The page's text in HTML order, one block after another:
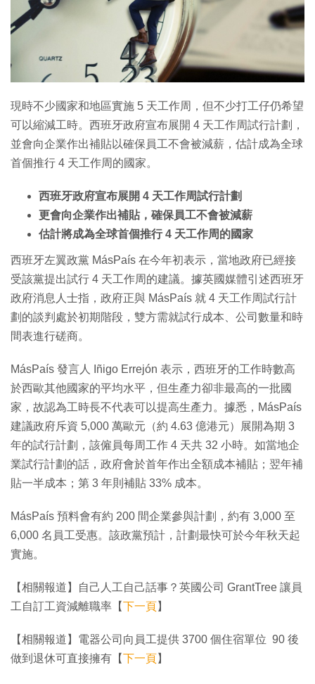
現時不少國家和地區實施 5 天工作周，但不少打工仔仍希望
可以縮減工時。西班牙政府宣布展開 4 天工作周試行計劃，
並會向企業作出補貼以確保員工不會被減薪，估計成為全球
首個推行 4 天工作周的國家。
西班牙政府宣布展開 4 天工作周試行計劃
更會向企業作出補貼，確保員工不會被減薪
估計將成為全球首個推行 4 天工作周的國家
西班牙左翼政黨 MásPaís 在今年初表示，當地政府已經接
受該黨提出試行 4 天工作周的建議。據英國媒體引述西班牙
政府消息人士指，政府正與 MásPaís 就 4 天工作周試行計
劃的談判處於初期階段，雙方需就試行成本、公司數量和時
間表進行磋商。
MásPaís 發言人 Iñigo Errejón 表示，西班牙的工作時數高
於西歐其他國家的平均水平，但生產力卻非最高的一批國
家，故認為工時長不代表可以提高生產力。據悉，MásPaís
建議政府斥資 5,000 萬歐元（約 4.63 億港元）展開為期 3
年的試行計劃，該僱員每周工作 4 天共 32 小時。如當地企
業試行計劃的話，政府會於首年作出全額成本補貼；翌年補
貼一半成本；第 3 年則補貼 33% 成本。
MásPaís 預料會有約 200 間企業參與計劃，約有 3,000 至
6,000 名員工受惠。該政黨預計，計劃最快可於今年秋天起
實施。
【相關報道】自己人工自己話事？英國公司 GrantTree 讓員
工自訂工資減離職率【下一頁】
【相關報道】電器公司向員工提供 3700 個住宿單位 90 後
做到退休可直接擁有【下一頁】